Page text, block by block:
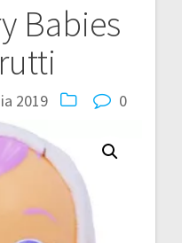
Babies
2019 0